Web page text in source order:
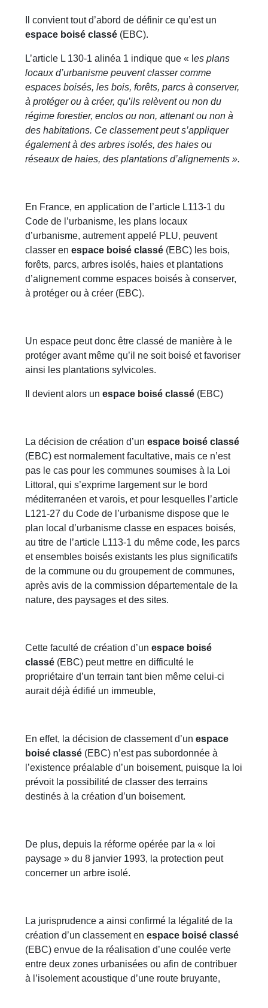
Il convient tout d’abord de définir ce qu’est un
espace boisé classé (EBC).
L’article L 130-1 alinéa 1 indique que « les plans
locaux d’urbanisme peuvent classer comme
espaces boisés, les bois, forêts, parcs à conserver,
à protéger ou à créer, qu’ils relèvent ou non du
régime forestier, enclos ou non, attenant ou non à
des habitations. Ce classement peut s’appliquer
également à des arbres isolés, des haies ou
réseaux de haies, des plantations d’alignements ».
En France, en application de l’article L113-1 du
Code de l’urbanisme, les plans locaux
d’urbanisme, autrement appelé PLU, peuvent
classer enespace boisé classé (EBC) les bois,
forêts, parcs, arbres isolés, haies et plantations
d’alignement comme espaces boisés à conserver,
à protéger ou à créer (EBC).
Un espace peut donc être classé de manière à le
protéger avant même qu’il ne soit boisé et favoriser
ainsi les plantations sylvicoles.
Il devient alors unespace boisé classé (EBC)
La décision de création d’unespace boisé classé
(EBC) est normalement facultative, mais ce n’est
pas le cas pour les communes soumises à la Loi
Littoral, qui s’exprime largement sur le bord
méditerranéen et varois, et pour lesquelles l’article
L121-27 du Code de l’urbanisme dispose que le
plan local d’urbanisme classe en espaces boisés,
au titre de l’article L113-1 du même code, les parcs
et ensembles boisés existants les plus significatifs
de la commune ou du groupement de communes,
après avis de la commission départementale de la
nature, des paysages et des sites.
Cette faculté de création d’unespace boisé
classé (EBC) peut mettre en difficulté le
propriétaire d’un terrain tant bien même celui-ci
aurait déjà édifié un immeuble,
En effet, la décision de classement d’unespace
boisé classé (EBC) n’est pas subordonnée à
l’existence préalable d’un boisement, puisque la loi
prévoit la possibilité de classer des terrains
destinés à la création d’un boisement.
De plus, depuis la réforme opérée par la « loi
paysage » du 8 janvier 1993, la protection peut
concerner un arbre isolé.
La jurisprudence a ainsi confirmé la légalité de la
création d’un classement enespace boisé classé
(EBC) envue de la réalisation d’une coulée verte
entre deux zones urbanisées ou afin de contribuer
à l’isolement acoustique d’une route bruyante,